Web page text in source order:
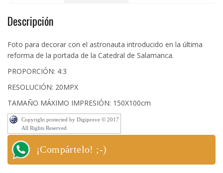
Descripción
Foto para decorar con el astronauta introducido en la última
reforma de la portada de la Catedral de Salamanca.
PROPORCIÓN: 4:3
RESOLUCIÓN: 20MPX
TAMAÑO MÁXIMO IMPRESIÓN: 150X100cm
Copyright protected by Digiprove © 2017
All Rights Reserved
¡Compártelo! ;-)